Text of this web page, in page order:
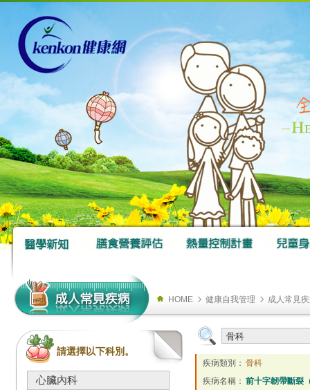
HOME 健康自我管理 成人常見
請選擇以下科別。
心臟內科
疾病類別： 骨科
疾病名稱： 前十字韌帶斷裂